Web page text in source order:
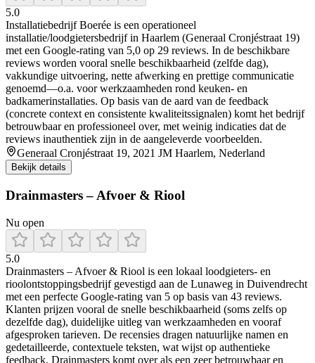
5.0
Installatiebedrijf Boerée is een operationeel
installatie/loodgietersbedrijf in Haarlem (Generaal Cronjéstraat 19)
met een Google-rating van 5,0 op 29 reviews. In de beschikbare
reviews worden vooral snelle beschikbaarheid (zelfde dag),
vakkundige uitvoering, nette afwerking en prettige communicatie
genoemd—o.a. voor werkzaamheden rond keuken- en
badkamerinstallaties. Op basis van de aard van de feedback
(concrete context en consistente kwaliteitssignalen) komt het bedrijf
betrouwbaar en professioneel over, met weinig indicaties dat de
reviews inauthentiek zijn in de aangeleverde voorbeelden.
Generaal Cronjéstraat 19, 2021 JM Haarlem, Nederland
Bekijk details
Drainmasters – Afvoer & Riool
Nu open
5.0
Drainmasters – Afvoer & Riool is een lokaal loodgieters- en
rioolontstoppingsbedrijf gevestigd aan de Lunaweg in Duivendrecht
met een perfecte Google-rating van 5 op basis van 43 reviews.
Klanten prijzen vooral de snelle beschikbaarheid (soms zelfs op
dezelfde dag), duidelijke uitleg van werkzaamheden en vooraf
afgesproken tarieven. De recensies dragen natuurlijke namen en
gedetailleerde, contextuele teksten, wat wijst op authentieke
feedback. Drainmasters komt over als een zeer betrouwbaar en